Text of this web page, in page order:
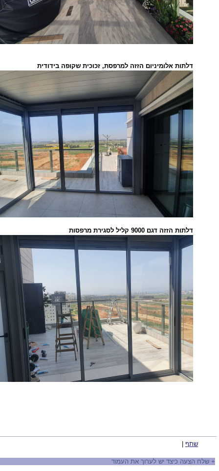
דלתות אלומיניום הזזה למרפסת, זכוכית שקופה בידודית
דלתות הזזה דגם 9000 קליל לסגירת מרפסות
שתף
+ שלח הצעה כיצד יש לערוך את העמוד